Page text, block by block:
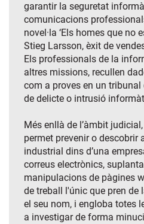
garantir la seguretat
comunicacions
novel·la ‘Els homes que no
Stieg Larsson, èxit de
Els professionals de la
altres missions, recullen
com a proves en un tribunal
de delicte o intrusió
Més enllà de l’àmbit
permet prevenir o descobrir
industrial dins d’una
correus electrònics,
manipulacions de pàgines
de treball l'únic que pren de
el seu nom, i engloba totes
a investigar de forma